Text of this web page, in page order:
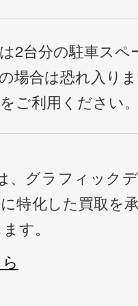
2台分の駐車ス
場合は恐れ入り
ご利用ください
、グラフィック
特化した買取を
す。